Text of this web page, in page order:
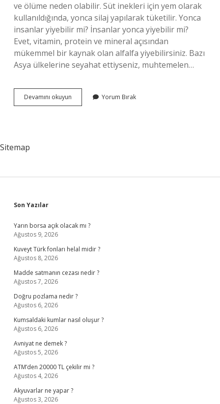
ve ölüme neden olabilir. Süt inekleri için yem olarak
kullanıldığında, yonca silaj yapılarak tüketilir. Yonca
insanlar yiyebilir mi? İnsanlar yonca yiyebilir mi?
Evet, vitamin, protein ve mineral açısından
mükemmel bir kaynak olan alfalfa yiyebilirsiniz. Bazı
Asya ülkelerine seyahat ettiyseniz, muhtemelen…
Devamını okuyun
Tohumu
Yorum Bırak
Sitemap
Sidebar
Son Yazılar
Yarın borsa açık olacak mı ?
Ağustos 9, 2026
Kuveyt Türk fonları helal midir ?
Ağustos 8, 2026
Madde satmanın cezası nedir ?
Ağustos 7, 2026
Doğru pozlama nedir ?
Ağustos 6, 2026
Kumsaldaki kumlar nasıl oluşur ?
Ağustos 6, 2026
Avniyat ne demek ?
Ağustos 5, 2026
ATM’den 20000 TL çekilir mi ?
Ağustos 4, 2026
Akyuvarlar ne yapar ?
Ağustos 3, 2026